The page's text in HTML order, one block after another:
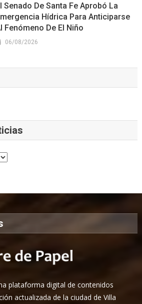
Senado De Santa Fe Aprobó La
Hídrica Para Anticiparse
Fenómeno De El Niño
06/08/2026
plataforma digital de contenidos
actualizada de la ciudad de Villa